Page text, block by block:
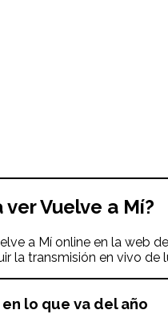
verVuelve a Mí?
a Mí online en la web
la transmisión en vivo de
lo que va del año